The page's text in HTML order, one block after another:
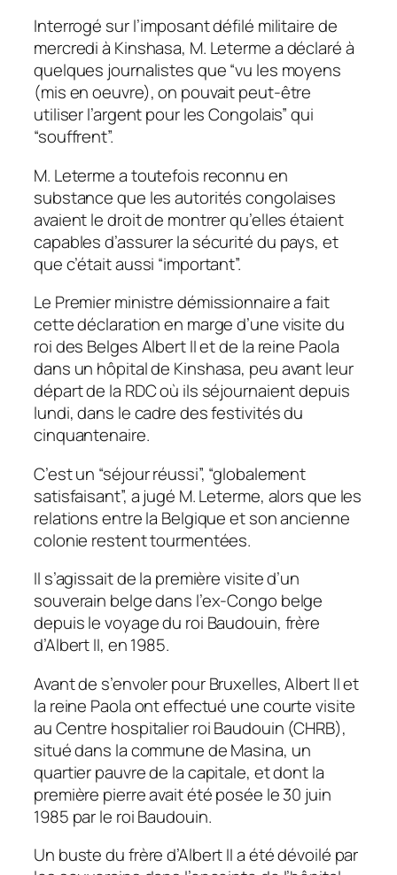
Interrogé sur l’imposant défilé militaire de
mercredi à Kinshasa, M. Leterme a déclaré à
quelques journalistes que “vu les moyens
(mis en oeuvre), on pouvait peut-être
utiliser l’argent pour les Congolais” qui
“souffrent”.
M. Leterme a toutefois reconnu en
substance que les autorités congolaises
avaient le droit de montrer qu’elles étaient
capables d’assurer la sécurité du pays, et
que c’était aussi “important”.
Le Premier ministre démissionnaire a fait
cette déclaration en marge d’une visite du
roi des Belges Albert II et de la reine Paola
dans un hôpital de Kinshasa, peu avant leur
départ de la RDC où ils séjournaient depuis
lundi, dans le cadre des festivités du
cinquantenaire.
C’est un “séjour réussi”, “globalement
satisfaisant”, a jugé M. Leterme, alors que les
relations entre la Belgique et son ancienne
colonie restent tourmentées.
Il s’agissait de la première visite d’un
souverain belge dans l’ex-Congo belge
depuis le voyage du roi Baudouin, frère
d’Albert II, en 1985.
Avant de s’envoler pour Bruxelles, Albert II et
la reine Paola ont effectué une courte visite
au Centre hospitalier roi Baudouin (CHRB),
situé dans la commune de Masina, un
quartier pauvre de la capitale, et dont la
première pierre avait été posée le 30 juin
1985 par le roi Baudouin.
Un buste du frère d’Albert II a été dévoilé par